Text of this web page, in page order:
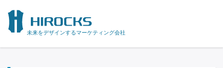
未来をデザインするマーケティング会社